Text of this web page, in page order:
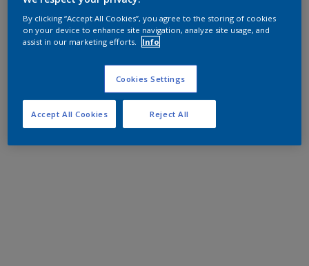
By clicking “Accept All Cookies”, you agree to the storing of cookies
on your device to enhance site navigation, analyze site usage, and
assist in our marketing efforts.
Info
Cookies Settings
Reject All
Accept All Cookies